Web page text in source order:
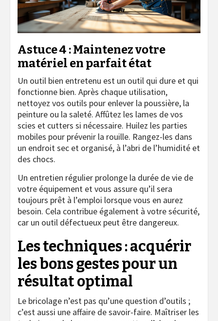
Astuce 4 : Maintenez votre
matériel en parfait état
Un outil bien entretenu est un outil qui dure et qui
fonctionne bien. Après chaque utilisation,
nettoyez vos outils pour enlever la poussière, la
peinture ou la saleté. Affûtez les lames de vos
scies et cutters si nécessaire. Huilez les parties
mobiles pour prévenir la rouille. Rangez-les dans
un endroit sec et organisé, à l’abri de l’humidité et
des chocs.
Un entretien régulier prolonge la durée de vie de
votre équipement et vous assure qu’il sera
toujours prêt à l’emploi lorsque vous en aurez
besoin. Cela contribue également à votre sécurité,
car un outil défectueux peut être dangereux.
Les techniques : acquérir
les bons gestes pour un
résultat optimal
Le bricolage n’est pas qu’une question d’outils ;
c’est aussi une affaire de savoir-faire. Maîtriser les